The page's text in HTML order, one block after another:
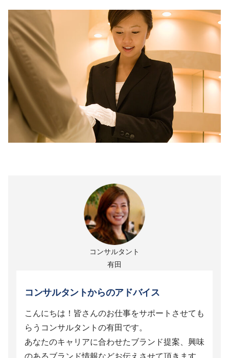
コンサルタント
有田
コンサルタントからのアドバイス
こんにちは！皆さんのお仕事をサポートさせても
らうコンサルタントの有田です。
あなたのキャリアに合わせたブランド提案、興味
のあるブランド情報などお伝えさせて頂きます。